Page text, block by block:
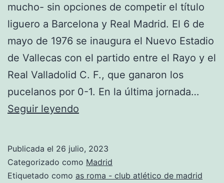
mucho- sin opciones de competir el título
liguero a Barcelona y Real Madrid. El 6 de
mayo de 1976 se inaugura el Nuevo Estadio
de Vallecas con el partido entre el Rayo y el
Real Valladolid C. F., que ganaron los
pucelanos por 0-1. En la última jornada…
Seguir leyendo
madrid
clasica
Publicada el 26 julio, 2023
Categorizado como Madrid
Etiquetado como as roma - club atlético de madrid